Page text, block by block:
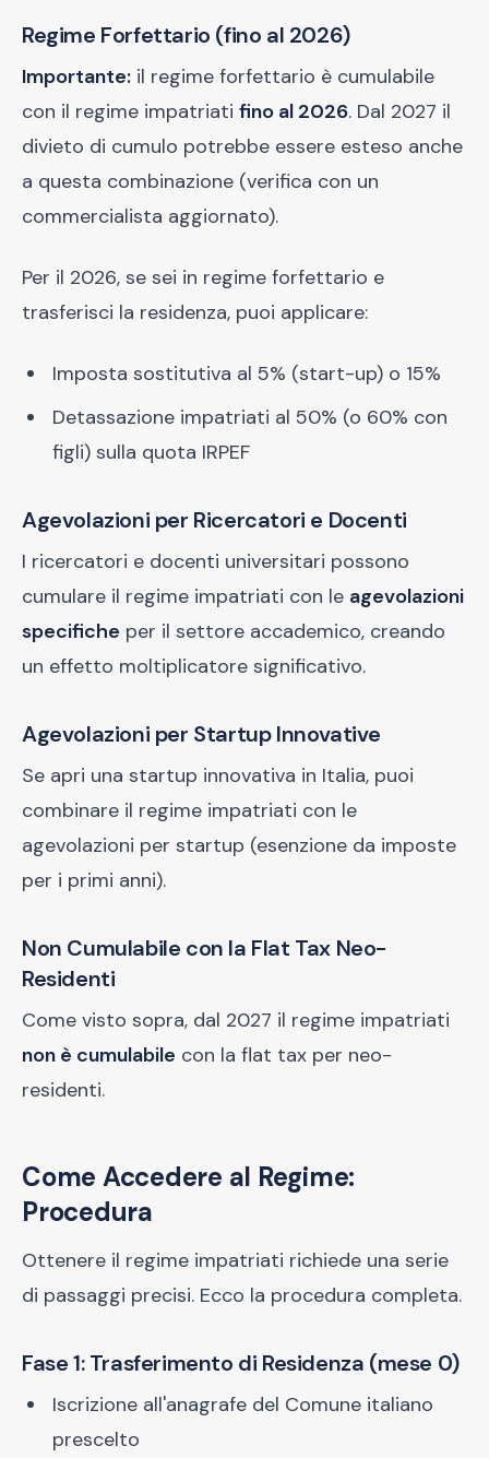
Regime Forfettario (fino al 2026)
Importante: il regime forfettario è cumulabile
con il regime impatriati fino al 2026. Dal 2027 il
divieto di cumulo potrebbe essere esteso anche
a questa combinazione (verifica con un
commercialista aggiornato).
Per il 2026, se sei in regime forfettario e
trasferisci la residenza, puoi applicare:
Imposta sostitutiva al 5% (start-up) o 15%
Detassazione impatriati al 50% (o 60% con
figli) sulla quota IRPEF
Agevolazioni per Ricercatori e Docenti
I ricercatori e docenti universitari possono
cumulare il regime impatriati con le agevolazioni
specifiche per il settore accademico, creando
un effetto moltiplicatore significativo.
Agevolazioni per Startup Innovative
Se apri una startup innovativa in Italia, puoi
combinare il regime impatriati con le
agevolazioni per startup (esenzione da imposte
per i primi anni).
Non Cumulabile con la Flat Tax Neo-
Residenti
Come visto sopra, dal 2027 il regime impatriati
non è cumulabile con la flat tax per neo-
residenti.
Come Accedere al Regime:
Procedura
Ottenere il regime impatriati richiede una serie
di passaggi precisi. Ecco la procedura completa.
Fase 1: Trasferimento di Residenza (mese 0)
Iscrizione all'anagrafe del Comune italiano
prescelto